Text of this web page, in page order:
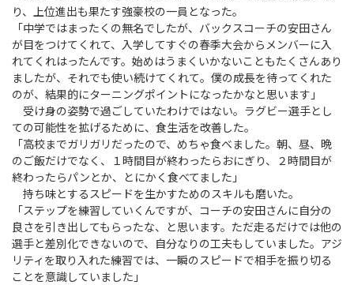
り、上位進出も果たす強豪校の一員となった。
「中学ではまったくの無名でしたが、バックスコーチの安田さん
が目をつけてくれて、入学してすぐの春季大会からメンバーに入
れてくれはったんです。始めはうまくいかないこともたくさんあり
ましたが、それでも使い続けてくれて。僕の成長を待ってくれた
のが、結果的にターニングポイントになったかなと思います」
受け身の姿勢で過ごしていたわけではない。ラグビー選手とし
ての可能性を拡げるために、食生活を改善した。
「高校までガリガリだったので、めちゃ食べました。朝、昼、晩
のご飯だけでなく、１時間目が終わったらおにぎり、２時間目が
終わったらパンとか、とにかく食べてました」
持ち味とするスピードを生かすためのスキルも磨いた。
「ステップを練習していくんですが、コーチの安田さんに自分の
良さを引き出してもらったな、と思います。ただ走るだけでは他の
選手と差別化できないので、自分なりの工夫もしていました。アジ
リティを取り入れた練習では、一瞬のスピードで相手を振り切る
ことを意識していました」